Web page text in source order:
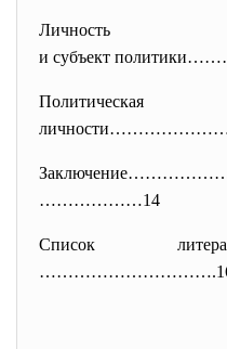
Личность
и субъект
………………14
Список
……………………